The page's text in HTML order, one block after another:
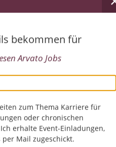
bekommen für
Arvato Jobs
zum Thema Karriere für
oder chronischen
erhalte Event-Einladungen,
Mail zugeschickt.
keine Jobs gefunden.
Neue Suche starten